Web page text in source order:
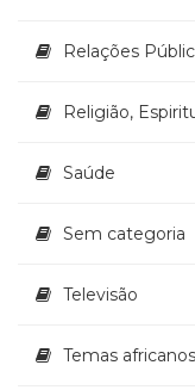
Relações
Religião,
Saúde
Sem categoria
Televisão
Temas africanos